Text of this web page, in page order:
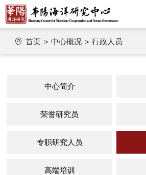
首页 > 中心概况 > 行政人员
中心简介
荣誉研究员
专职研究人员
高端培训